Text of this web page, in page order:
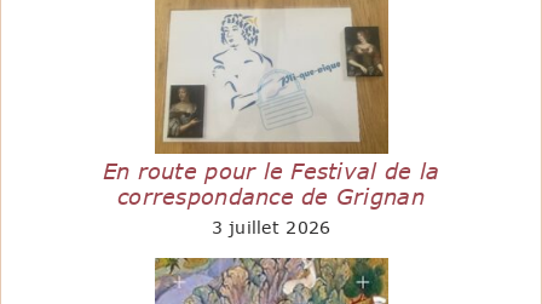
En route pour le Festival de la
correspondance de Grignan
3 juillet 2026